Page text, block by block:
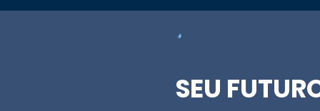
SEU